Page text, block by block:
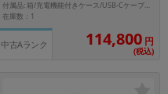
付属品: 箱/充電機能付きケース/USB-Cケーブル/クリーニングクロス/マニュアル
在庫数：1
中古Aランク 114,800 円
(税込)